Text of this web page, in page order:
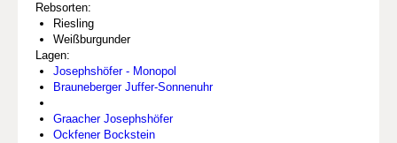
Rebsorten:
Riesling
Weißburgunder
Lagen:
Josephshöfer - Monopol
Brauneberger Juffer-Sonnenuhr
Graacher Josephshöfer
Ockfener Bockstein